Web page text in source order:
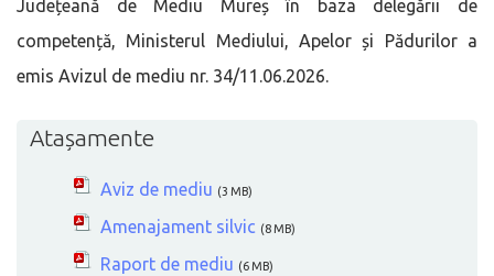
Județeană de Mediu Mureș în baza delegării de
competență, Ministerul Mediului, Apelor și Pădurilor a
emis Avizul de mediu nr. 34/11.06.2026.
Atașamente
Aviz de mediu (3 MB)
Amenajament silvic (8 MB)
Raport de mediu (6 MB)